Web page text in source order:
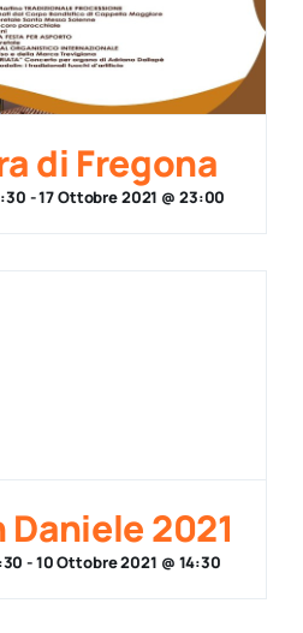
di Fregona
-17 Ottobre 2021 @ 23:00
Daniele 2021
-10 Ottobre 2021 @ 14:30